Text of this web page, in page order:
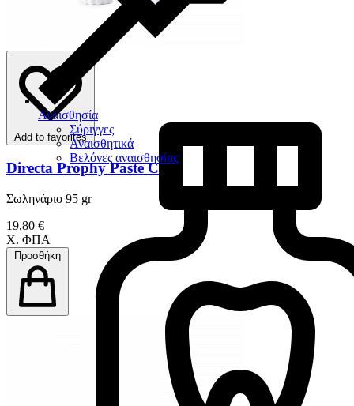
Αναισθησία
Σύριγγες
Αναισθητικά
Βελόνες αναισθησίας
Add to favorites
Directa Prophy Paste CCS
Σωληνάριο 95 gr
19,80 €
Χ. ΦΠΑ
Προσθήκη